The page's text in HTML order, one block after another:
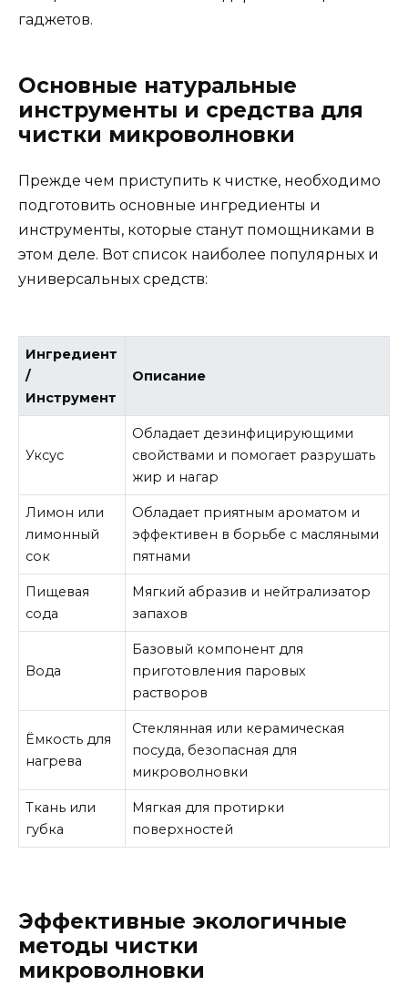
гаджетов.
Основные натуральные
инструменты и средства для
чистки микроволновки
Прежде чем приступить к чистке, необходимо
подготовить основные ингредиенты и
инструменты, которые станут помощниками в
этом деле. Вот список наиболее популярных и
универсальных средств:
Ингредиент
/
Инструмент
Описание
Уксус
Обладает дезинфицирующими
свойствами и помогает разрушать
жир и нагар
Лимон или
лимонный
сок
Обладает приятным ароматом и
эффективен в борьбе с масляными
пятнами
Пищевая
сода
Мягкий абразив и нейтрализатор
запахов
Вода
Базовый компонент для
приготовления паровых
растворов
Ёмкость для
нагрева
Стеклянная или керамическая
посуда, безопасная для
микроволновки
Ткань или
губка
Мягкая для протирки
поверхностей
Эффективные экологичные
методы чистки
микроволновки